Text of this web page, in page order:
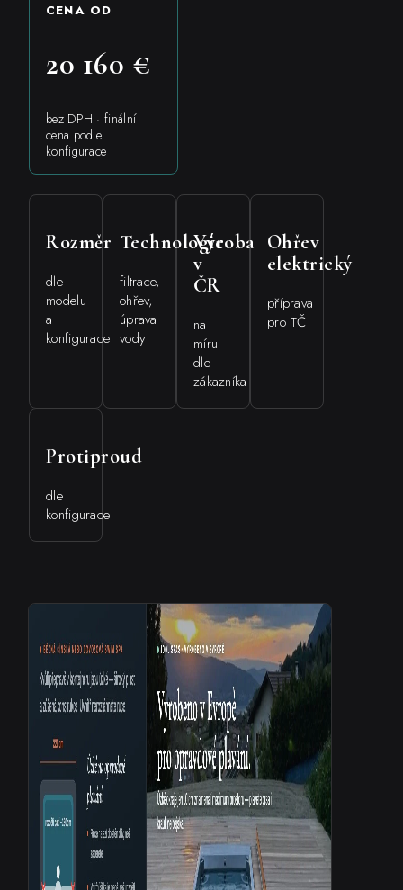
CENA OD
20 160 €
bez DPH · finální
cena podle
konfigurace
Rozměr
dle
modelu
a
konfigurace
Technologie
filtrace,
ohřev,
úprava
vody
Výroba
v
ČR
na
míru
dle
zákazníka
Ohřev
elektrický
příprava
pro TČ
Protiproud
dle
konfigurace